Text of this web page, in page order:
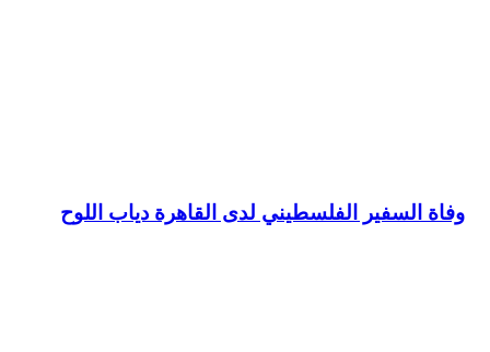
وفاة السفير الفلسطيني لدى القاهرة دياب اللوح